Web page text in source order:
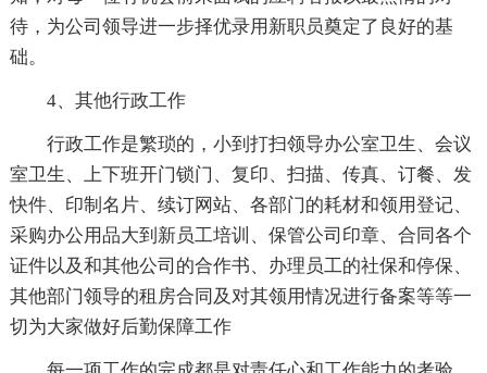
待，为公司领导进一步择优录用新职员奠定了良好的基
础。
4、其他行政工作
行政工作是繁琐的，小到打扫领导办公室卫生、会议
室卫生、上下班开门锁门、复印、扫描、传真、订餐、发
快件、印制名片、续订网站、各部门的耗材和领用登记、
采购办公用品大到新员工培训、保管公司印章、合同各个
证件以及和其他公司的合作书、办理员工的社保和停保、
其他部门领导的租房合同及对其领用情况进行备案等等一
切为大家做好后勤保障工作